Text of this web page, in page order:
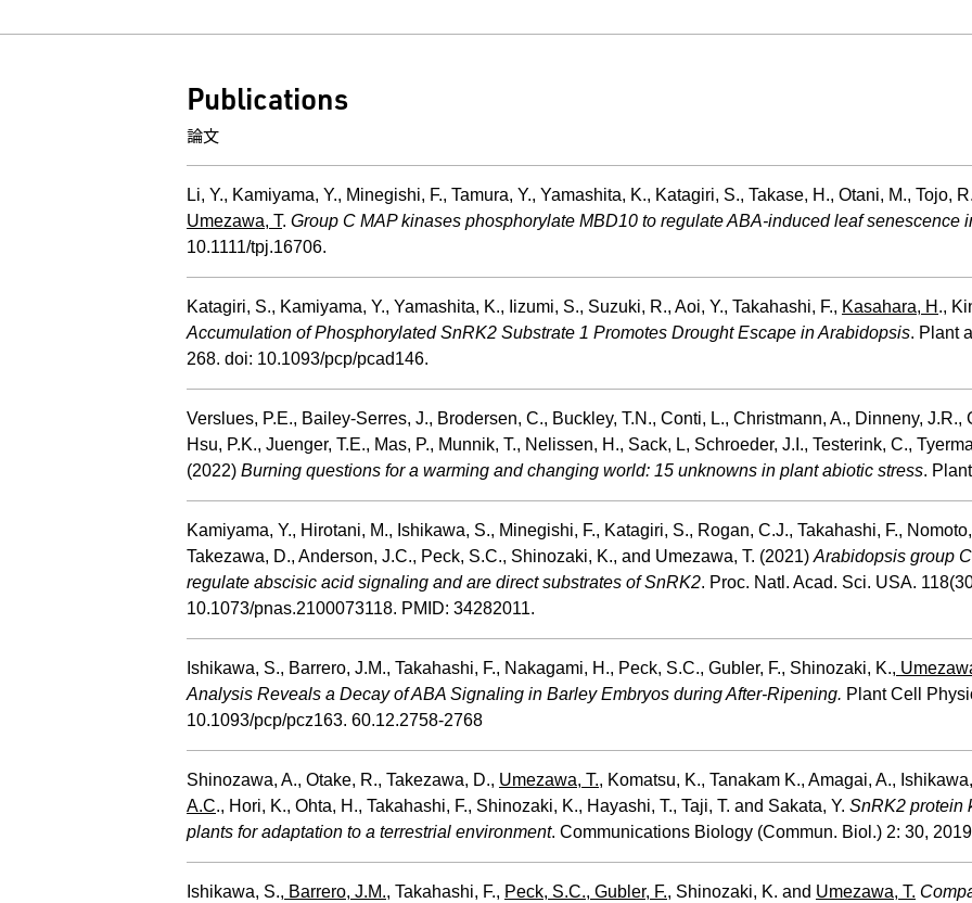
Publications
論文
Li, Y., Kamiyama, Y., Minegishi, F., Tamura, Y., Yamashita, K., Katagiri, S., Takase, H., Otani, M., Tojo,
Umezawa, T. Group C MAP kinases phosphorylate MBD10 to regulate ABA-induced leaf senescence
10.1111/tpj.16706.
Katagiri, S., Kamiyama, Y., Yamashita, K., Iizumi, S., Suzuki, R., Aoi, Y., Takahashi, F., Kasahara, H .,
Accumulation of Phosphorylated SnRK2 Substrate 1 Promotes Drought Escape in Arabidopsis. Plant
268. doi: 10.1093/pcp/pcad146.
Verslues, P.E., Bailey-Serres, J., Brodersen, C., Buckley, T.N., Conti, L., Christmann, A., Dinneny,
Hsu, P.K., Juenger, T.E., Mas, P., Munnik, T., Nelissen, H., Sack, L, Schroeder, J.I., Testerink, C.,
(2022) Burning questions for a warming and changing world: 15 unknowns in plant abiotic stress.
Kamiyama, Y., Hirotani, M., Ishikawa, S., Minegishi, F., Katagiri, S., Rogan, C.J., Takahashi, F.,
Takezawa, D., Anderson, J.C., Peck, S.C., Shinozaki, K., and Umezawa, T. (2021) Arabidopsis group
regulate abscisic acid signaling and are direct substrates of SnRK2. Proc. Natl. Acad. Sci. USA.
10.1073/pnas.2100073118. PMID: 34282011.
Ishikawa, S., Barrero, J.M., Takahashi, F., Nakagami, H., Peck, S.C., Gubler, F., Shinozaki, K.,
Analysis Reveals a Decay of ABA Signaling in Barley Embryos during After-Ripening. Plant Cell
10.1093/pcp/pcz163. 60.12.2758-2768
Shinozawa, A., Otake, R., Takezawa, D., Umezawa, T., Komatsu, K., Tanakam K., Amagai, A.,
A.C., Hori, K., Ohta, H., Takahashi, F., Shinozaki, K., Hayashi, T., Taji, T. and Sakata, Y. SnRK2 protein
plants for adaptation to a terrestrial environment. Communications Biology (Commun. Biol.) 2: 30, 2019
Ishikawa, S., Barrero, J.M., Takahashi, F., Peck, S.C., Gubler, F., Shinozaki, K. and Umezawa, T.